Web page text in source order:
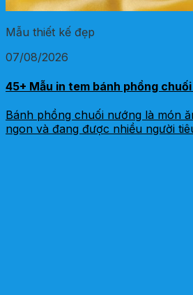
Mẫu thiết kế đẹp
07/08/2026
45+ Mẫu in tem bánh phồng
Bánh phồng chuối nướng là món
ngon và đang được nhiều người